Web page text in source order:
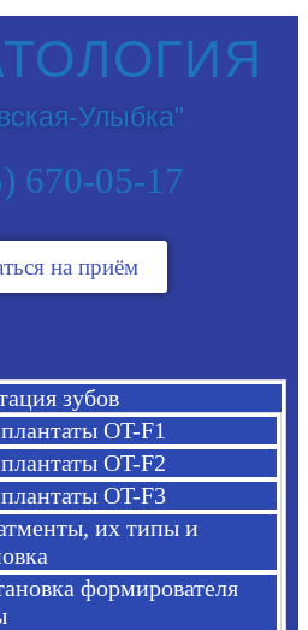
Улыбка"
670-05-17
на приём
зубов
OT-F1
OT-F2
OT-F3
их типы и
формирователя